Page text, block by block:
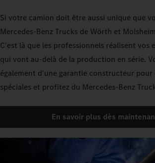
Si votre camion doit être aussi unique que
Mercedes‑Benz Trucks de Wörth et
C'est là que les professionnels réalisent vos
qui vont au-delà de la production en série.
également d'une garantie constructeur
spéciales et profitez du Mercedes‑Benz
En savoir plus dès